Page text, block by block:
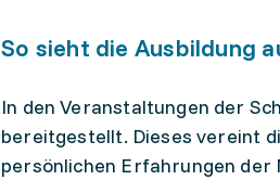
So sieht die Ausbildung
In den Veranstaltungen der
bereitgestellt. Dieses vereint
persönlichen Erfahrungen der